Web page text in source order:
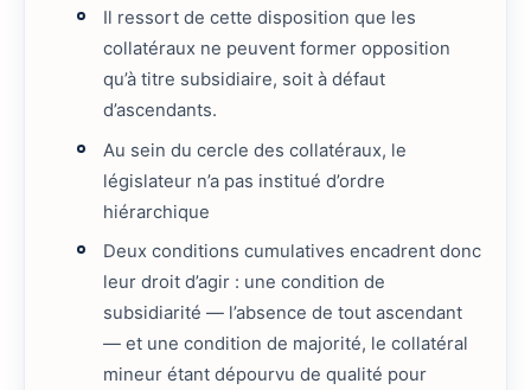
Il ressort de cette disposition que les
collatéraux ne peuvent former opposition
qu’à titre subsidiaire, soit à défaut
d’ascendants.
Au sein du cercle des collatéraux, le
législateur n’a pas institué d’ordre
hiérarchique
Deux conditions cumulatives encadrent donc
leur droit d’agir : une condition de
subsidiarité — l’absence de tout ascendant
— et une condition de majorité, le collatéral
mineur étant dépourvu de qualité pour